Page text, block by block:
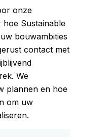
onze
Sustainable
bouwambities
contact met
We
plannen en hoe
om uw